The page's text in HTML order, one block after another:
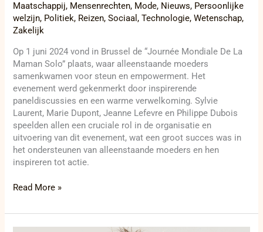
Maatschappij, Mensenrechten, Mode, Nieuws, Persoonlijke
welzijn, Politiek, Reizen,Sociaal,Technologie,Wetenschap,
Zakelijk
Op 1 juni 2024 vond in Brussel de “Journée Mondiale De La
Maman Solo” plaats, waar alleenstaande moeders
samenkwamen voor steun en empowerment. Het
evenement werd gekenmerkt door inspirerende
paneldiscussies en een warme verwelkoming. Sylvie
Laurent, Marie Dupont, Jeanne Lefevre en Philippe Dubois
speelden allen een cruciale rol in de organisatie en
uitvoering van dit evenement, wat een groot succes was in
het ondersteunen van alleenstaande moeders en hen
inspireren tot actie.
Read More »